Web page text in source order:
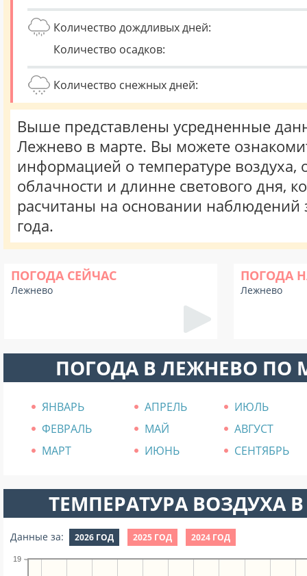
Количество дождливых дней:
Количество осадков:
Количество снежных дней:
Выше представлены усредненные
Лежнево в марте. Вы можете
информацией о температуре воздуха,
облачности и длинне светового дня,
расчитаны на основании наблюдений
года.
ПОГОДА СЕЙЧАС
Лежнево
ПОГОДА
Лежнево
ПОГОДА В ЛЕЖНЕВО ПО
ЯНВАРЬ АПРЕЛЬ
ИЮЛЬ
ФЕВРАЛЬ
МАЙ
АВГУСТ
МАРТ
ИЮНЬ СЕНТЯБРЬ
ТЕМПЕРАТУРА ВОЗДУХА В
Данные за: 2026 ГОД 2025 ГОД 2024 ГОД
19